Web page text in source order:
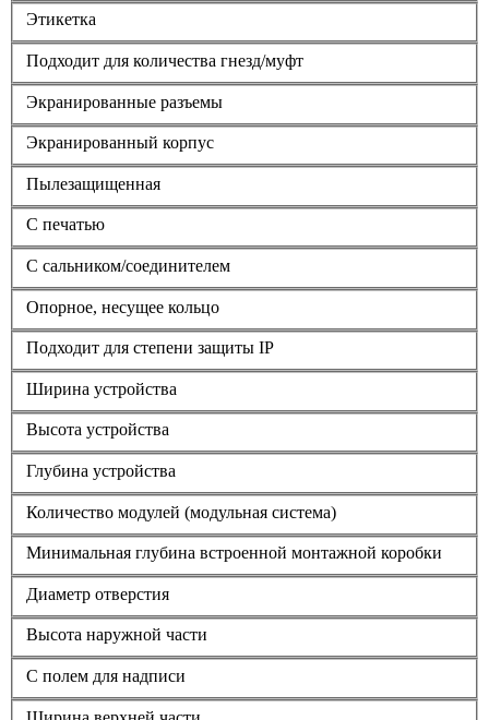
Этикетка
Подходит для количества гнезд/муфт
Экранированные разъемы
Экранированный корпус
Пылезащищенная
С печатью
С сальником/соединителем
Опорное, несущее кольцо
Подходит для степени защиты IP
Ширина устройства
Высота устройства
Глубина устройства
Количество модулей (модульная система)
Минимальная глубина встроенной монтажной коробки
Диаметр отверстия
Высота наружной части
С полем для надписи